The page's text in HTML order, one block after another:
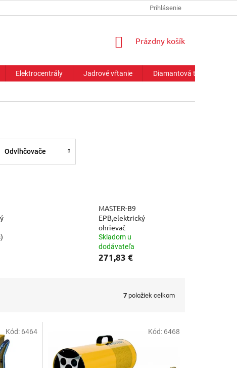
Prihlásenie
NÁKUPNÝ
Prázdny košík
Elektrocentrály Jadrové vŕtanie Diamantová technika
Odvlhčovače
MASTER-B9
EPB,elektrický
ohrievač
Skladom u
dodávateľa
271,83 €
7 položiek celkom
Kód: 6464 Kód: 6468